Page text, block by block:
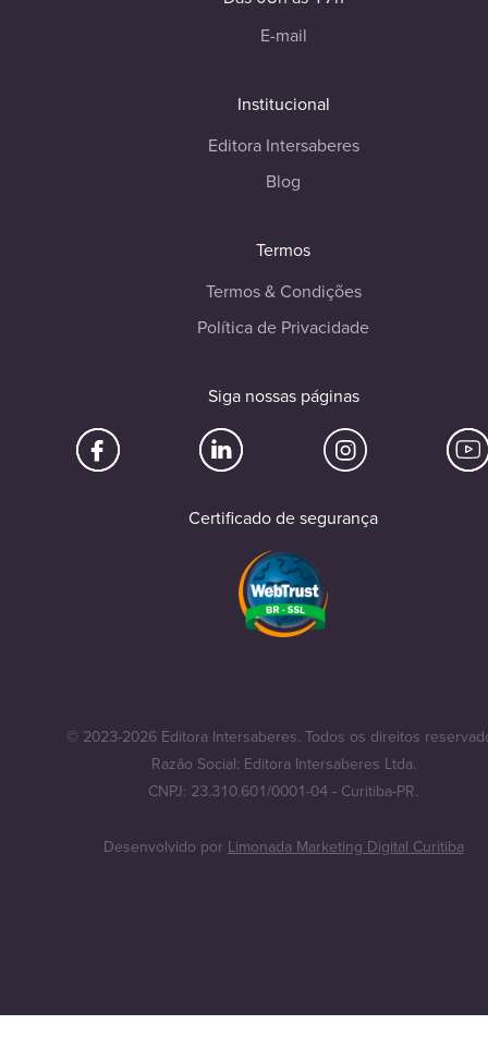
E-mail
Institucional
Editora Intersaberes
Blog
Termos
Termos & Condições
Política de Privacidade
Siga nossas páginas
Certificado de segurança
© 2023-2026 Editora Intersaberes. Todos os direitos
Razão Social: Editora Intersaberes Ltda.
CNPJ: 23.310.601/0001-04 - Curitiba-PR.
Desenvolvido porLimonada Marketing Digital Curitiba